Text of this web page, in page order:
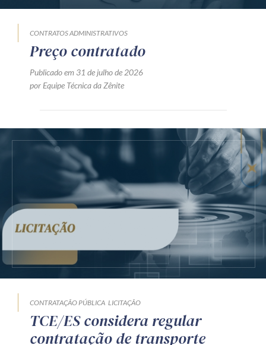
CONTRATOS ADMINISTRATIVOS
Preço contratado
Publicado em 31 de julho de 2026
por Equipe Técnica da Zênite
CONTRATAÇÃO PÚBLICA LICITAÇÃO
TCE/ES considera regular
contratação de transporte